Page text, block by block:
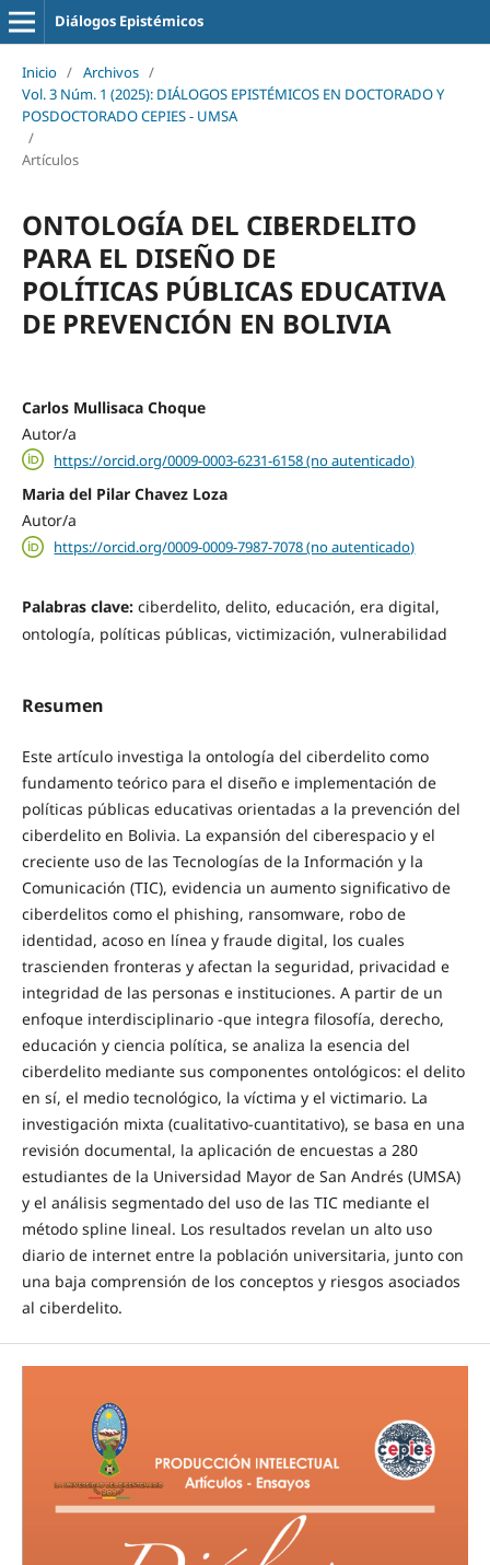
Diálogos Epistémicos
Inicio / Archivos /
Vol. 3 Núm. 1 (2025): DIÁLOGOS EPISTÉMICOS EN DOCTORADO Y
POSDOCTORADO CEPIES - UMSA
/
Artículos
ONTOLOGÍA DEL CIBERDELITO
PARA EL DISEÑO DE
POLÍTICAS PÚBLICAS EDUCATIVA
DE PREVENCIÓN EN BOLIVIA
Carlos Mullisaca Choque
Autor/a
https://orcid.org/0009-0003-6231-6158 (no autenticado)
Maria del Pilar Chavez Loza
Autor/a
https://orcid.org/0009-0009-7987-7078 (no autenticado)
Palabras clave: ciberdelito, delito, educación, era digital,
ontología, políticas públicas, victimización, vulnerabilidad
Resumen
Este artículo investiga la ontología del ciberdelito como
fundamento teórico para el diseño e implementación de
políticas públicas educativas orientadas a la prevención del
ciberdelito en Bolivia. La expansión del ciberespacio y el
creciente uso de las Tecnologías de la Información y la
Comunicación (TIC), evidencia un aumento significativo de
ciberdelitos como el phishing, ransomware, robo de
identidad, acoso en línea y fraude digital, los cuales
trascienden fronteras y afectan la seguridad, privacidad e
integridad de las personas e instituciones. A partir de un
enfoque interdisciplinario -que integra filosofía, derecho,
educación y ciencia política, se analiza la esencia del
ciberdelito mediante sus componentes ontológicos: el delito
en sí, el medio tecnológico, la víctima y el victimario. La
investigación mixta (cualitativo-cuantitativo), se basa en una
revisión documental, la aplicación de encuestas a 280
estudiantes de la Universidad Mayor de San Andrés (UMSA)
y el análisis segmentado del uso de las TIC mediante el
método spline lineal. Los resultados revelan un alto uso
diario de internet entre la población universitaria, junto con
una baja comprensión de los conceptos y riesgos asociados
al ciberdelito.